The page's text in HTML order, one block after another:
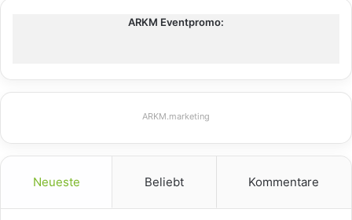
ARKM Eventpromo:
ARKM.marketing
Neueste Beliebt Kommentare